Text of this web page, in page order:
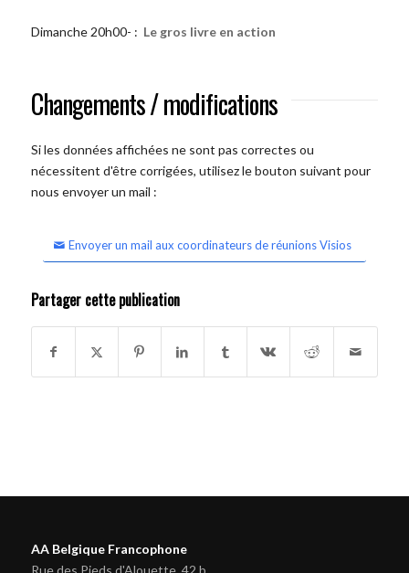
Dimanche 20h00- : Le gros livre en action
Changements / modifications
Si les données affichées ne sont pas correctes ou
nécessitent d'être corrigées, utilisez le bouton suivant pour
nous envoyer un mail :
Envoyer un mail aux coordinateurs de réunions Visios
Partager cette publication
AA Belgique Francophone
Rue des Pieds d'Alouette, 42 b